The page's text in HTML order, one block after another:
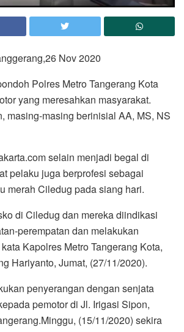
Nov 2020
Polres Metro Tangerang Kota
yang meresahkan masyarakat.
masing-masing berinisial AA, MS, NS
selain menjadi begal di
pelaku juga berprofesi sebagai
merah Ciledug pada siang hari.
di Ciledug dan mereka diindikasi
perempatan dan melakukan
Kapolres Metro Tangerang Kota,
Hariyanto, Jumat, (27/11/2020).
penyerangan dengan senjata
pemotor di Jl. Irigasi Sipon,
(15/11/2020) sekira